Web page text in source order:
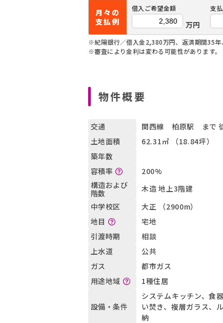
月々の
支払例
借入ご希望金額
万円
支
※紀陽銀行／借入金2,380万円、返済期間35
※審査により金利は変わる可能性があります。
物件概要
交通 関西線 柏原駅 まで
土地面積
62.31㎡ （18.84坪）
築年数
容積率
200%
構造および
階数
木造 地上3階建
中学校区
大正 （2900m）
地目
宅地
引渡時期
相談
上水道
公共
ガス
都市ガス
用途地域
1種住居
設備・条件
システムキッチン、食
い焚き、複層ガラス、
納